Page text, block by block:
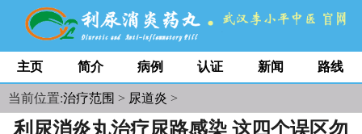
主页 简介 病例 认证 新闻 路线
当前位置:治疗范围 > 尿道炎 >
利尿消炎丸治疗尿路感染 这四个误区勿